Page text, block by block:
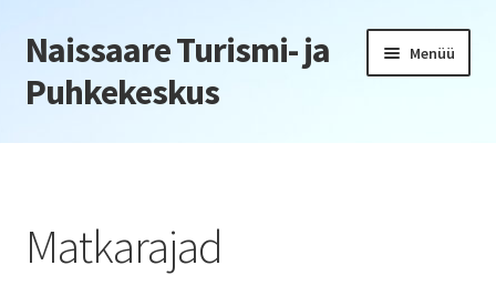
Liigu
navigeerimisele
Liigu
sisu
juurde
Naissaare Turismi- ja
Puhkekeskus
Menüü
Esileht
Jõulupeod
Matkarajad